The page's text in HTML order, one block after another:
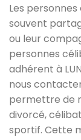
Les
souvent
ou leur
personnes
adhérent à
nous
permettre de
divorcé,
sportif. Cette